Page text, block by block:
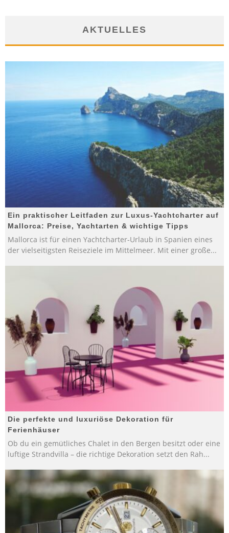
AKTUELLES
Ein praktischer Leitfaden zur Luxus-Yachtcharter auf
Mallorca: Preise, Yachtarten & wichtige Tipps
Mallorca ist für einen Yachtcharter-Urlaub in Spanien eines
der vielseitigsten Reiseziele im Mittelmeer. Mit einer große...
Die perfekte und luxuriöse Dekoration für
Ferienhäuser
Ob du ein gemütliches Chalet in den Bergen besitzt oder eine
luftige Strandvilla – die richtige Dekoration setzt den Rah...